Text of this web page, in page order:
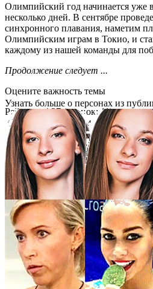
Олимпийский год начинается уже
несколько дней. В сентябре
синхронного плавания, наметим
Олимпийским играм в Токио, и
каждому из нашей команды для
Продолжение следует ...
Оцените важность темы
Рейтинг:4,27(оценок: 11)
1
3 4 5
Узнать больше о персонах из
Анастасия
БАЯНДИНА
Дарья
БАЯНДИНА